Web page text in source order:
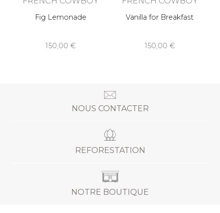
Fig Lemonade
150,00
Vanilla for Breakfast
150,00
NOUS CONTACTER
REFORESTATION
NOTRE BOUTIQUE